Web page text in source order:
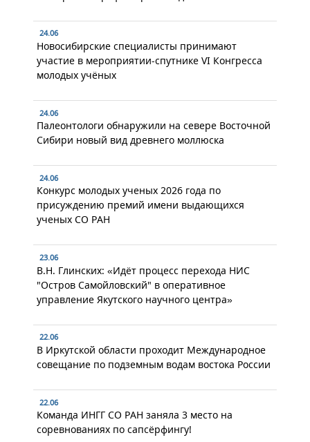
24.06
Новосибирские специалисты принимают
участие в мероприятии-спутнике VI Конгресса
молодых учёных
24.06
Палеонтологи обнаружили на севере Восточной
Сибири новый вид древнего моллюска
24.06
Конкурс молодых ученых 2026 года по
присуждению премий имени выдающихся
ученых СО РАН
23.06
В.Н. Глинских: «Идёт процесс перехода НИС
"Остров Самойловский" в оперативное
управление Якутского научного центра»
22.06
В Иркутской области проходит Международное
совещание по подземным водам востока России
22.06
Команда ИНГГ СО РАН заняла 3 место на
соревнованиях по сапсёрфингу!